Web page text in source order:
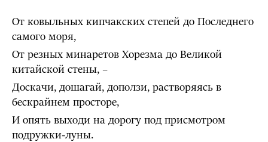
От ковыльных кипчакских степей до Последнего
самого моря,
От резных минаретов Хорезма до Великой
китайской стены, –
Доскачи, дошагай, доползи, растворяясь в
бескрайнем просторе,
И опять выходи на дорогу под присмотром
подружки-луны.